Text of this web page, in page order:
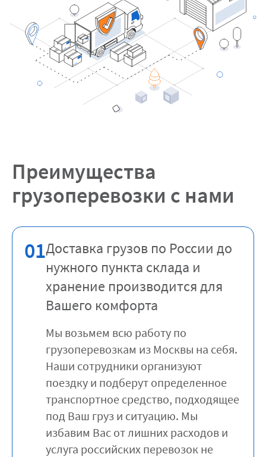
Преимущества
грузоперевозки с нами
01Доставка грузов по России до
нужного пункта склада и
хранение производится для
Вашего комфорта
Мы возьмем всю работу по
грузоперевозкам из Москвы на себя.
Наши сотрудники организуют
поездку и подберут определенное
транспортное средство, подходящее
под Ваш груз и ситуацию. Мы
избавим Вас от лишних расходов и
услуга российских перевозок не